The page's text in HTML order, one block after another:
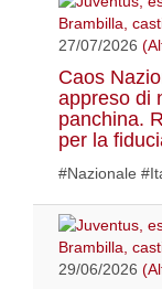
27/07/2026
Caos
appreso di
panchina.
per la
#Nazionale
29/06/2026